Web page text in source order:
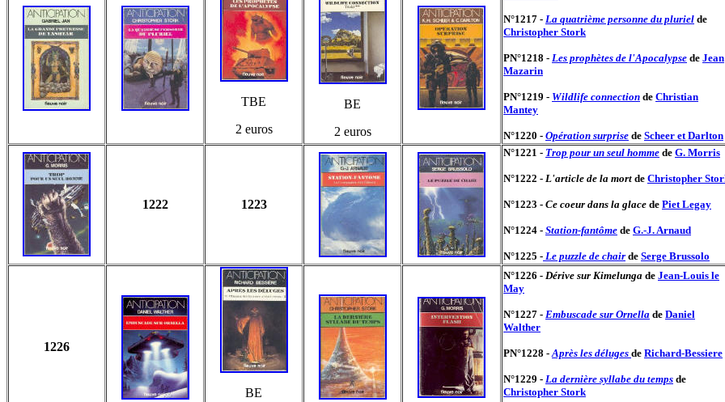
TBE
2 euros
BE
2 euros
N°1217 - La quatrième personne du pluriel de
Christopher Stork
PN°1218 - Les prophètes de l'Apocalypse de Jean
Mazarin
PN°1219 - Wildlife connection de Christian
Mantey
N°1220 - Opération surprise de Scheer et Darlton
1222 1223
N°1221 - Trop pour un seul homme de G. Morris
N°1222 - L'article de la mort de Christopher
N°1223 - Ce coeur dans la glace de Piet Legay
N°1224 - Station-fantôme de G.-J. Arnaud
N°1225 - Le puzzle de chair de Serge Brussolo
1226
BE
N°1226 - Dérive sur Kimelunga de Jean-Louis le
May
N°1227 - Embuscade sur Ornella de Daniel
Walther
PN°1228 -Après les déluges de Richard-Bessiere
N°1229 - La dernière syllabe du temps de
Christopher Stork